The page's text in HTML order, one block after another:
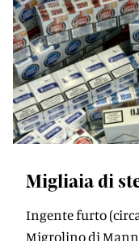
Migliaia di
Ingente furto
Migrolino di